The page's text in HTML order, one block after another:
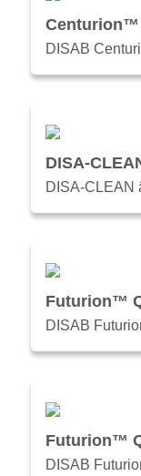
Centurion™
DISAB
DISA-
DISA-CLEAN
Futurion™
DISAB
Futurion™
DISAB